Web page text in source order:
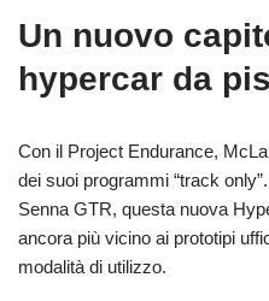
Un nuovo
hypercar da
Con il Project Endurance,
dei suoi programmi “track
Senna GTR, questa nuova
ancora più vicino ai prototipi
modalità di utilizzo.